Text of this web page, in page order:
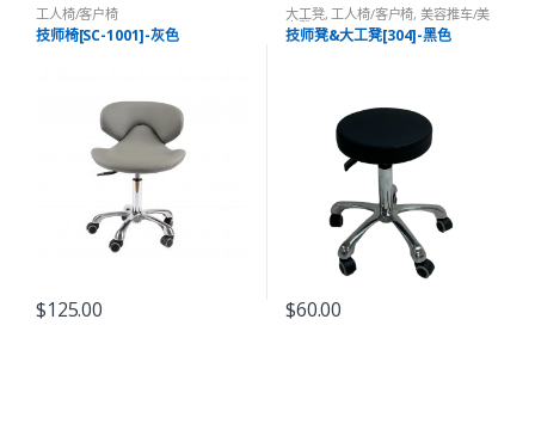
工人椅/客户椅
技师椅[SC-1001]-灰色
$125.00
大工凳, 工人椅/客户椅,美容推车/美
容凳
技师凳&大工凳[304]-黑色
$60.00